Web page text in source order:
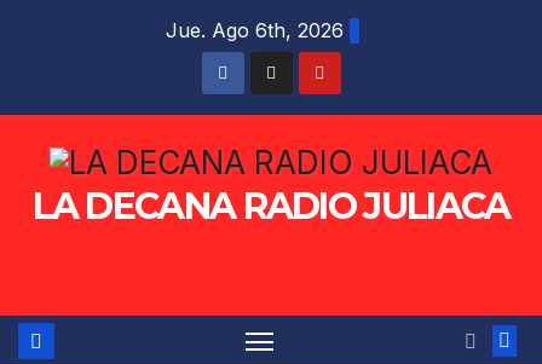
Jue. Ago 6th, 2026
LA DECANA RADIO JULIACA